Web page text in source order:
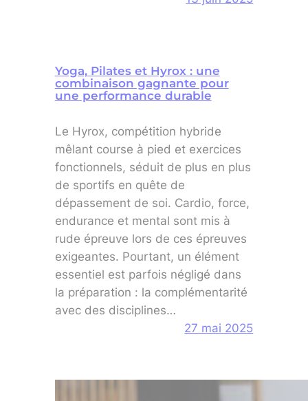
Yoga, Pilates et Hyrox : une
combinaison gagnante pour
une performance durable
Le Hyrox, compétition hybride
mêlant course à pied et exercices
fonctionnels, séduit de plus en plus
de sportifs en quête de
dépassement de soi. Cardio, force,
endurance et mental sont mis à
rude épreuve lors de ces épreuves
exigeantes. Pourtant, un élément
essentiel est parfois négligé dans
la préparation : la complémentarité
avec des disciplines…
27 mai 2025